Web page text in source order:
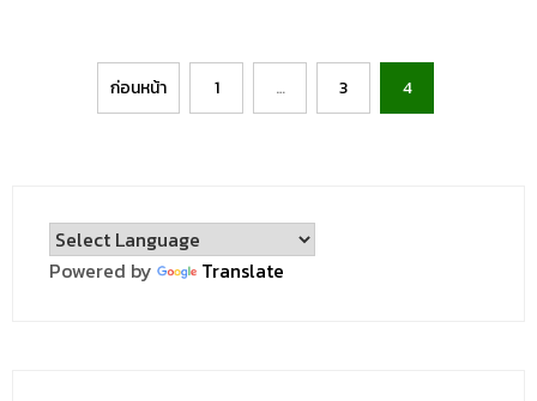
pagination
ก่อนหน้า 1 … 3 4
Powered by Translate